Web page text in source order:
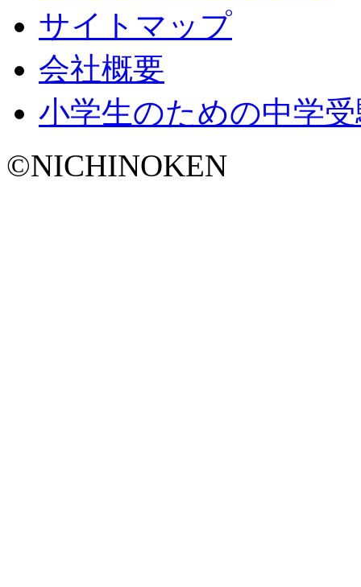
サイトマップ
会社概要
小学生のための中学
©NICHINOKEN